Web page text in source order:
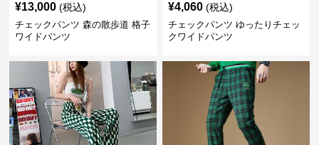
¥13,000 (税込)
チェックパンツ 森の散歩道 格子
ワイドパンツ
¥4,060 (税込)
チェックパンツ ゆったりチェッ
クワイドパンツ